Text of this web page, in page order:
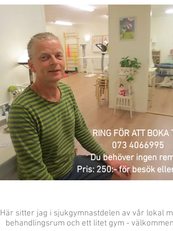
RING FÖR ATT BOKA
073 4066995
Du behöver ingen
Pris: 250:- för besök
Här sitter jag i sjukgymnastdelen av vår lokal
behandlingsrum och ett litet gym -